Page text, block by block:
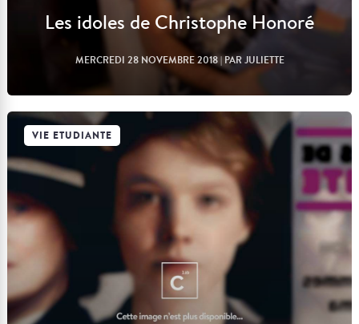
Les idoles de Christophe Honoré
MERCREDI 28 NOVEMBRE 2018| PAR JULIETTE
Lire l'article
VIE ETUDIANTE